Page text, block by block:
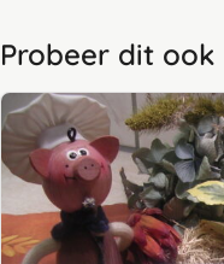
Probeer dit ook